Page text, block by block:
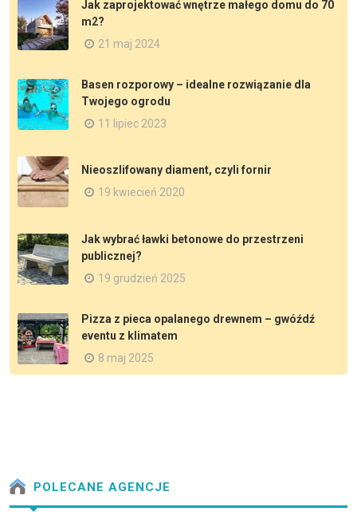
Jak zaprojektować wnętrze małego domu do 70
m2?
21 maj 2024
Basen rozporowy – idealne rozwiązanie dla
Twojego ogrodu
11 lipiec 2023
Nieoszlifowany diament, czyli fornir
19 kwiecień 2020
Jak wybrać ławki betonowe do przestrzeni
publicznej?
19 grudzień 2025
Pizza z pieca opalanego drewnem – gwóźdź
eventu z klimatem
8 maj 2025
POLECANE AGENCJE